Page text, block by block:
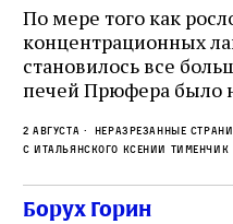
По мере того как
концентрационных
становилось все
печей Прюфера было
верны своему
скрывали от
сколько узников
жутких местах
2 августа Неразрезанные
с итальянского Ксении Тименчик
Борух Горин